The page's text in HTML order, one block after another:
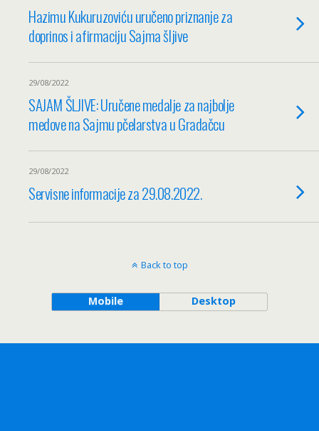
Hazimu Kukuruzoviću uručeno priznanje za
doprinos i afirmaciju Sajma šljive
29/08/2022
SAJAM ŠLJIVE: Uručene medalje za najbolje
medove na Sajmu pčelarstva u Gradačcu
29/08/2022
Servisne informacije za 29.08.2022.
Back to top
Mobile Desktop